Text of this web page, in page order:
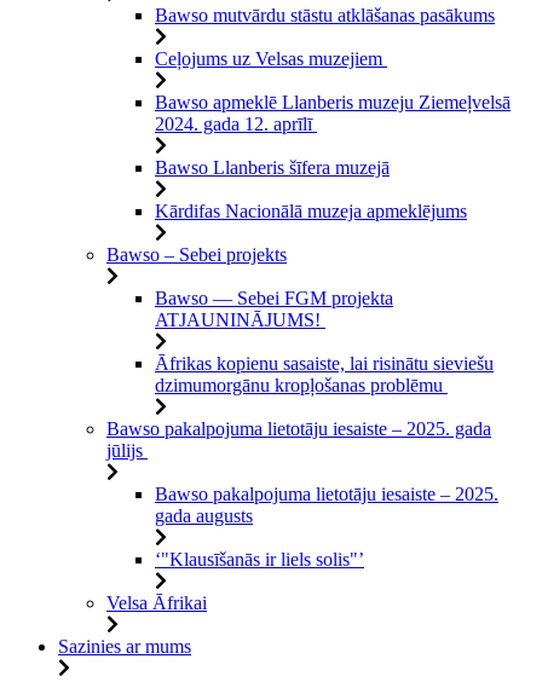
Bawso mutvārdu stāstu atklāšanas pasākums
Ceļojums uz Velsas muzejiem
Bawso apmeklē Llanberis muzeju Ziemeļvelsā
2024. gada 12. aprīlī
Bawso Llanberis šīfera muzejā
Kārdifas Nacionālā muzeja apmeklējums
Bawso – Sebei projekts
Bawso — Sebei FGM projekta
ATJAUNINĀJUMS!
Āfrikas kopienu sasaiste, lai risinātu sieviešu
dzimumorgānu kropļošanas problēmu
Bawso pakalpojuma lietotāju iesaiste – 2025. gada
jūlijs
Bawso pakalpojuma lietotāju iesaiste – 2025.
gada augusts
‘"Klausīšanās ir liels solis"’
Velsa Āfrikai
Sazinies ar mums